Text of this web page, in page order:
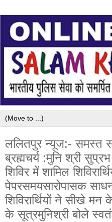
ललितपुर न्यूज:- समस्त
ब्रह्मचर्य :मुनि श्री
शिविर में शामिल
पेपरसमयसारोपासक
शिविरार्थियों ने सीखे
के सूत्रमुनिश्री बोले